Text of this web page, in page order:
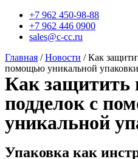
+7 962 450-98-88
+7 962 446 0900
sales@c-cc.ru
Главная /Новости / Как
помощью уникальной упаковки
Как защитить
подделок с
уникальной
Упаковка как